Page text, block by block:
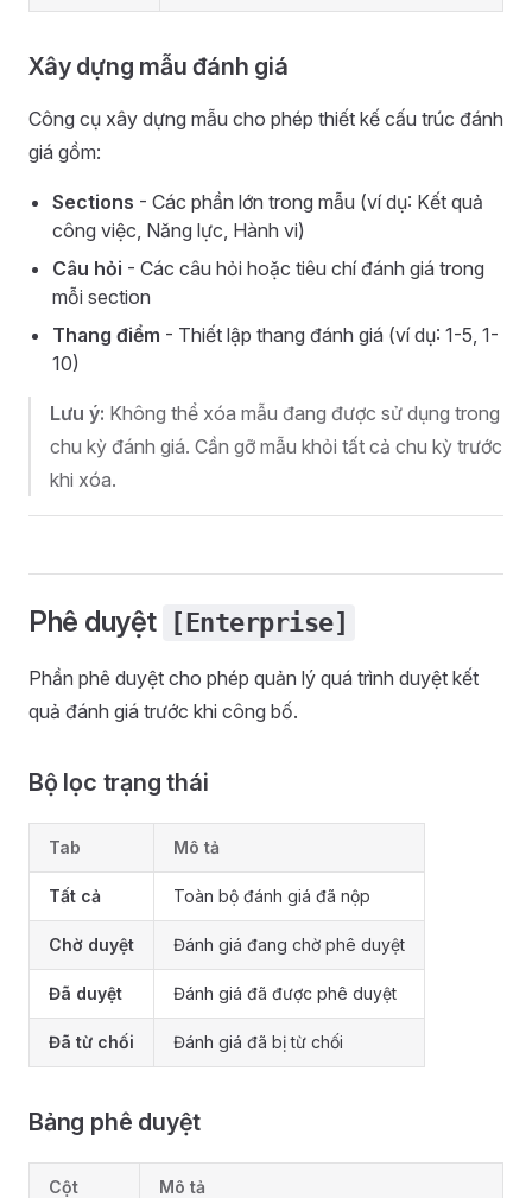
Xây dựng mẫu đánh giá
Công cụ xây dựng mẫu cho phép thiết kế cấu trúc đánh
giá gồm:
Sections - Các phần lớn trong mẫu (ví dụ: Kết quả
công việc, Năng lực, Hành vi)
Câu hỏi - Các câu hỏi hoặc tiêu chí đánh giá trong
mỗi section
Thang điểm - Thiết lập thang đánh giá (ví dụ: 1-5, 1-
10)
Lưu ý: Không thể xóa mẫu đang được sử dụng trong
chu kỳ đánh giá. Cần gỡ mẫu khỏi tất cả chu kỳ trước
khi xóa.
Phê duyệt [Enterprise]
Phần phê duyệt cho phép quản lý quá trình duyệt kết
quả đánh giá trước khi công bố.
Bộ lọc trạng thái
Tab Mô tả
Tất cả Toàn bộ đánh giá đã nộp
Chờ duyệt Đánh giá đang chờ phê duyệt
Đã duyệt Đánh giá đã được phê duyệt
Đã từ chối Đánh giá đã bị từ chối
Bảng phê duyệt
Cột Mô tả